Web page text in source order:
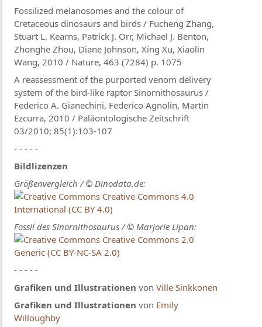
Fossilized melanosomes and the colour of
Cretaceous dinosaurs and birds / Fucheng Zhang,
Stuart L. Kearns, Patrick J. Orr, Michael J. Benton,
Zhonghe Zhou, Diane Johnson, Xing Xu, Xiaolin
Wang, 2010 / Nature, 463 (7284) p. 1075
A reassessment of the purported venom delivery
system of the bird-like raptor Sinornithosaurus /
Federico A. Gianechini, Federico Agnolin, Martin
Ezcurra, 2010 / Paläontologische Zeitschrift
03/2010; 85(1):103-107
- - - - -
Bildlizenzen
Größenvergleich / © Dinodata.de:
Creative Commons 4.0
International (CC BY 4.0)
Fossil des Sinornithosaurus / © Marjorie Lipan:
Creative Commons 2.0
Generic (CC BY-NC-SA 2.0)
- - - - -
Grafiken und Illustrationen vonVille Sinkkonen
Grafiken und Illustrationen von Emily
Willoughby